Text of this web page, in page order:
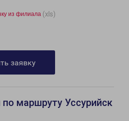
из филиала (xls)
заявку
по маршруту Уссурийск